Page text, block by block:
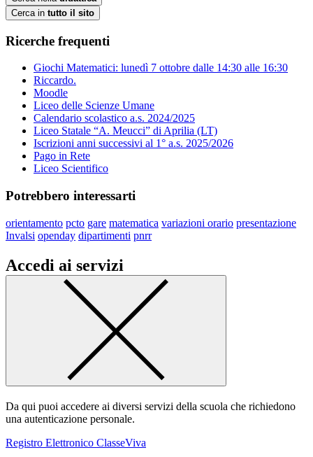
Cerca in tutto il sito
Ricerche frequenti
Giochi Matematici: lunedì 7 ottobre dalle 14:30 alle 16:30
Riccardo.
Moodle
Liceo delle Scienze Umane
Calendario scolastico a.s. 2024/2025
Liceo Statale “A. Meucci” di Aprilia (LT)
Iscrizioni anni successivi al 1° a.s. 2025/2026
Pago in Rete
Liceo Scientifico
Potrebbero interessarti
orientamento pcto gare matematica variazioni orario presentazione
Invalsi openday dipartimenti pnrr
Accedi ai servizi
Da qui puoi accedere ai diversi servizi della scuola che richiedono
una autenticazione personale.
Registro Elettronico ClasseViva